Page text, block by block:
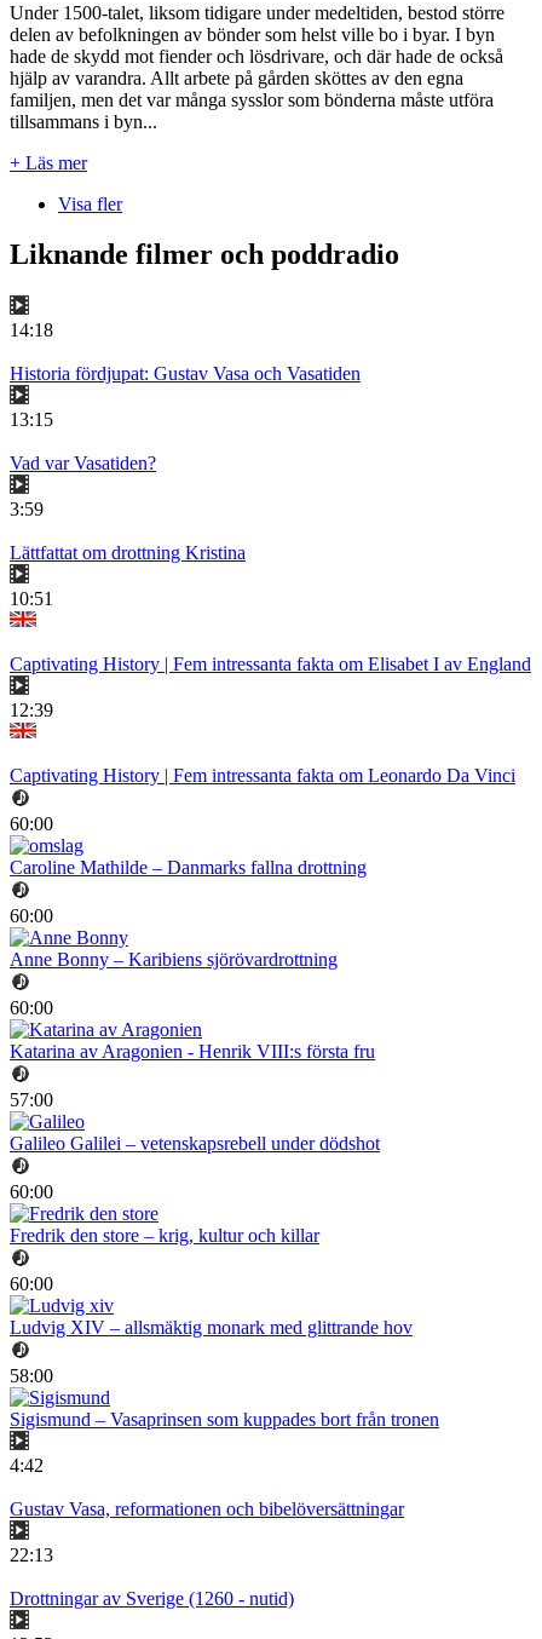
Under 1500-talet, liksom tidigare under medeltiden, bestod större
delen av befolkningen av bönder som helst ville bo i byar. I byn
hade de skydd mot fiender och lösdrivare, och där hade de också
hjälp av varandra. Allt arbete på gården sköttes av den egna
familjen, men det var många sysslor som bönderna måste utföra
tillsammans i byn...
+ Läs mer
Visa fler
Liknande filmer och poddradio
14:18
Historia fördjupat: Gustav Vasa och Vasatiden
13:15
Vad var Vasatiden?
3:59
Lättfattat om drottning Kristina
10:51
Captivating History | Fem intressanta fakta om Elisabet I av England
12:39
Captivating History | Fem intressanta fakta om Leonardo Da Vinci
60:00
Caroline Mathilde – Danmarks fallna drottning
60:00
Anne Bonny – Karibiens sjörövardrottning
60:00
Katarina av Aragonien - Henrik VIII:s första fru
57:00
Galileo Galilei – vetenskapsrebell under dödshot
60:00
Fredrik den store – krig, kultur och killar
60:00
Ludvig XIV – allsmäktig monark med glittrande hov
58:00
Sigismund – Vasaprinsen som kuppades bort från tronen
4:42
Gustav Vasa, reformationen och bibelöversättningar
22:13
Drottningar av Sverige (1260 - nutid)